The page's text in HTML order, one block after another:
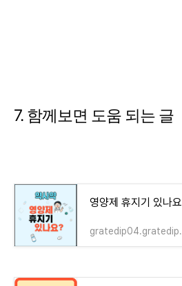
7. 함께보면 도움 되는 글
영양제 휴지기 있나